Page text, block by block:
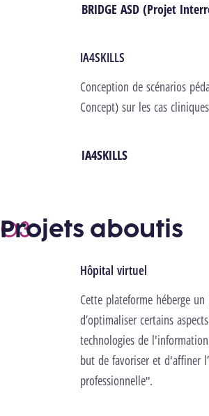
BRIDGE ASD (Projet
IA4SKILLS
Conception de scénarios
Concept) sur les cas
IA4SKILLS
Projets aboutis
Hôpital virtuel
Cette plateforme héberge
d’optimaliser certains
technologies de
but de favoriser et d'affiner
professionnelle".